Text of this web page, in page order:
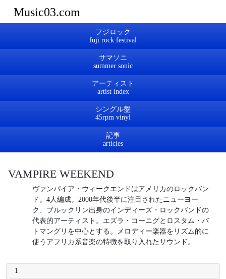
Music03.com
フジロック
サマソニ
アーティスト
シングル盤
記事
VAMPIRE WEEKEND
ヴァンパイア・ウィークエンドはアメリカのロックバン
ド。4人編成。2000年代後半に注目されたニューヨー
ク、ブルックリン出身のインディーズ・ロックバンドの
代表的アーティスト。エズラ・コーニグとロスタム・バ
トマングリを中心とする。メロディー楽器をリズム的に
使うアフリカ系音楽の特徴を取り入れたサウンド。
1